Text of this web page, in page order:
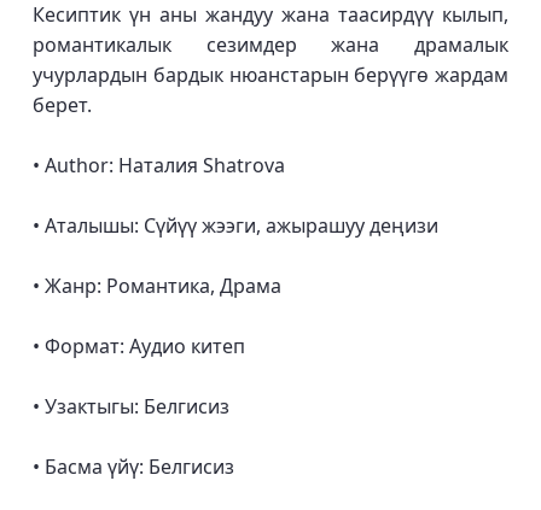
Кесиптик үн аны жандуу жана таасирдүү кылып,
романтикалык сезимдер жана драмалык
учурлардын бардык нюанстарын берүүгө жардам
берет.
• Author: Наталия Shatrova
• Аталышы: Сүйүү жээги, ажырашуу деңизи
• Жанр: Романтика, Драма
• Формат: Аудио китеп
• Узактыгы: Белгисиз
• Басма үйү: Белгисиз